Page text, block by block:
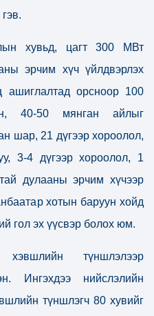
хувьд, цагт 300 МВт
эрчим хүч үйлдвэрлэх
ашиглалтад орсноор 100
40-50 мянган айлыг
шар, 21 дүгээр хороолол,
3-4 дүгээр хороолол, 1
дулааны эрчим хүчээр
хотын баруун хойд
гол эх үүсвэр болох юм.
түншлэлээр
Ингэхдээ нийслэлийн
түншлэгч 80 хувийг